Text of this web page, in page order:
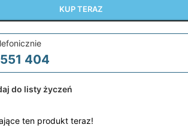
KUP TERAZ
404
do listy życzeń
ten produkt teraz!